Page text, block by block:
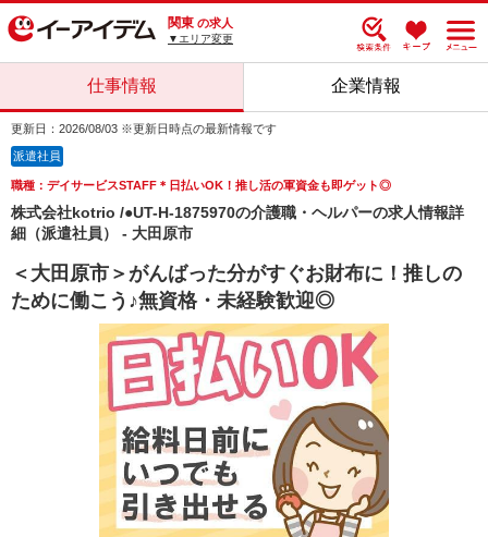
関東 の求人
▼エリア変更
仕事情報 企業情報
更新日：2026/08/03 ※更新日時点の最新情報です
派遣社員
職種：デイサービスSTAFF＊日払いOK！推し活の軍資金も即ゲット◎
株式会社kotrio /●UT-H-1875970の介護職・ヘルパーの求人情報詳
細（派遣社員） - 大田原市
＜大田原市＞がんばった分がすぐお財布に！推しの
ために働こう♪無資格・未経験歓迎◎